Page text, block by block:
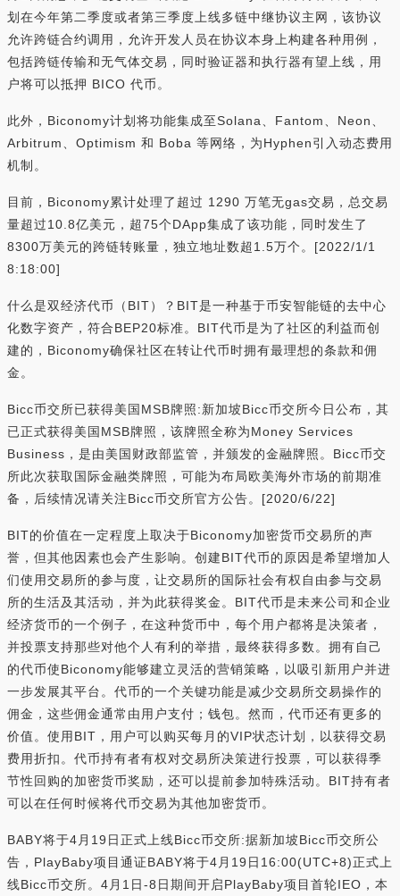
划在今年第二季度或者第三季度上线多链中继协议主网，该协议
允许跨链合约调用，允许开发人员在协议本身上构建各种用例，
包括跨链传输和无气体交易，同时验证器和执行器有望上线，用
户将可以抵押 BICO 代币。
此外，Biconomy计划将功能集成至Solana、Fantom、Neon、
Arbitrum、Optimism 和 Boba 等网络，为Hyphen引入动态费用
机制。
目前，Biconomy累计处理了超过 1290 万笔无gas交易，总交易
量超过10.8亿美元，超75个DApp集成了该功能，同时发生了
8300万美元的跨链转账量，独立地址数超1.5万个。[2022/1/1
8:18:00]
什么是双经济代币（BIT）？BIT是一种基于币安智能链的去中心
化数字资产，符合BEP20标准。BIT代币是为了社区的利益而创
建的，Biconomy确保社区在转让代币时拥有最理想的条款和佣
金。
Bicc币交所已获得美国MSB牌照:新加坡Bicc币交所今日公布，其
已正式获得美国MSB牌照，该牌照全称为Money Services
Business，是由美国财政部监管，并颁发的金融牌照。Bicc币交
所此次获取国际金融类牌照，可能为布局欧美海外市场的前期准
备，后续情况请关注Bicc币交所官方公告。[2020/6/22]
BIT的价值在一定程度上取决于Biconomy加密货币交易所的声
誉，但其他因素也会产生影响。创建BIT代币的原因是希望增加人
们使用交易所的参与度，让交易所的国际社会有权自由参与交易
所的生活及其活动，并为此获得奖金。BIT代币是未来公司和企业
经济货币的一个例子，在这种货币中，每个用户都将是决策者，
并投票支持那些对他个人有利的举措，最终获得多数。拥有自己
的代币使Biconomy能够建立灵活的营销策略，以吸引新用户并进
一步发展其平台。代币的一个关键功能是减少交易所交易操作的
佣金，这些佣金通常由用户支付；钱包。然而，代币还有更多的
价值。使用BIT，用户可以购买每月的VIP状态计划，以获得交易
费用折扣。代币持有者有权对交易所决策进行投票，可以获得季
节性回购的加密货币奖励，还可以提前参加特殊活动。BIT持有者
可以在任何时候将代币交易为其他加密货币。
BABY将于4月19日正式上线Bicc币交所:据新加坡Bicc币交所公
告，PlayBaby项目通证BABY将于4月19日16:00(UTC+8)正式上
线Bicc币交所。4月1日-8日期间开启PlayBaby项目首轮IEO，本